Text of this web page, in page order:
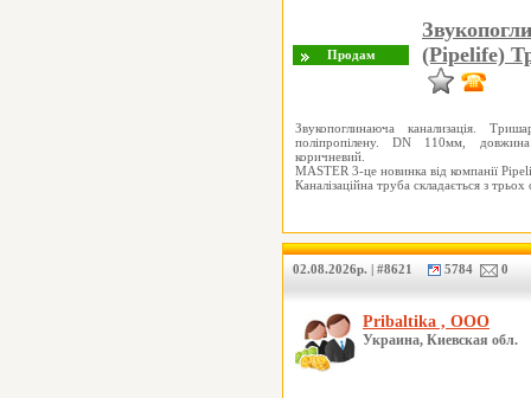
(Pipelife)
Звукопоглинаюча канализація.
поліпропілену. DN 110мм,
коричневий.
MASTER 3-це новинка від компанії
Каналізаційна труба складається з
02.08.2026р. | #8621 5784 0
Pribaltika , ООО
Украина, Киевская обл.